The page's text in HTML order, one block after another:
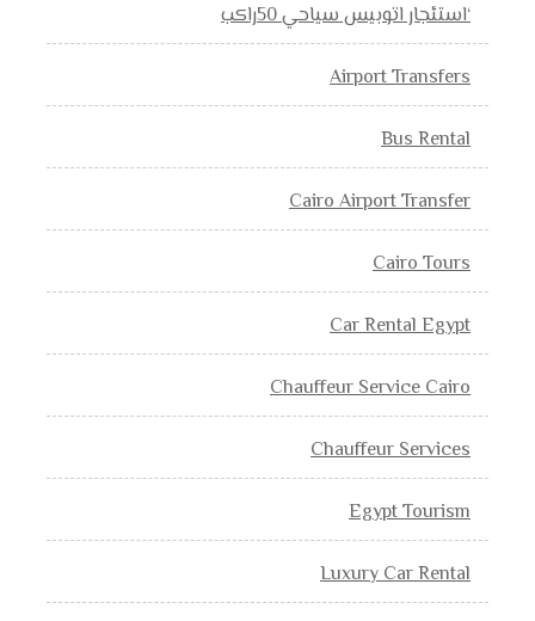
‘استئجار اتوبيس سياحي 50راكب
Airport Transfers
Bus Rental
Cairo Airport Transfer
Cairo Tours
Car Rental Egypt
Chauffeur Service Cairo
Chauffeur Services
Egypt Tourism
Luxury Car Rental